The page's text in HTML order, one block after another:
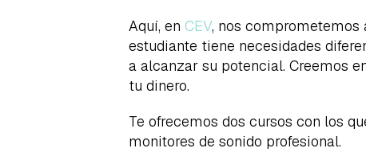
Aquí, en CEV, nos comprometemos
estudiante tiene necesidades
a alcanzar su potencial. Creemos
tu dinero.
Te ofrecemos dos cursos con los
monitores de sonido profesional.